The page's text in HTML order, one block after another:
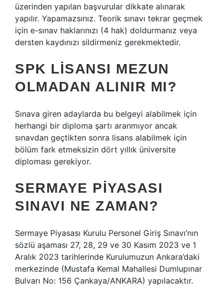
üzerinden yapılan başvurular dikkate alınarak
yapılır. Yapamazsınız. Teorik sınavı tekrar geçmek
için e-sınav haklarınızı (4 hak) doldurmanız veya
dersten kaydınızı sildirmeniz gerekmektedir.
SPK LISANSI MEZUN
OLMADAN ALINIR MI?
Sınava giren adaylarda bu belgeyi alabilmek için
herhangi bir diploma şartı aranmıyor ancak
sınavdan geçtikten sonra lisans alabilmek için
bölüm fark etmeksizin dört yıllık üniversite
diploması gerekiyor.
SERMAYE PIYASASI
SINAVI NE ZAMAN?
Sermaye Piyasası Kurulu Personel Giriş Sınavı’nın
sözlü aşaması 27, 28, 29 ve 30 Kasım 2023 ve 1
Aralık 2023 tarihlerinde Kurulumuzun Ankara’daki
merkezinde (Mustafa Kemal Mahallesi Dumlupınar
Bulvarı No: 156 Çankaya/ANKARA) yapılacaktır.